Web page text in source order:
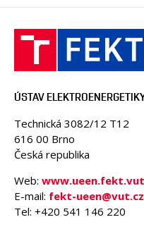
ÚSTAV
Technická 3082/12 T12
616 00 Brno
Česká republika
Web:
E-mail: fekt-ueen@vut.cz
Tel: +420 541 146 220